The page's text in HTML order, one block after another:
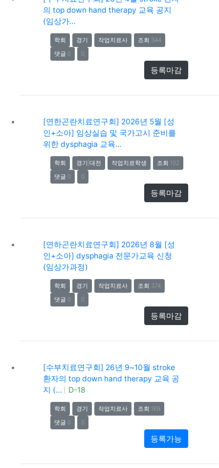
의 top down hand therapy 교육 공지
(임상가…
학회 경기 작업치료사
조회 344
댓글 0
0
등록마감
[연한곤란치료연구회] 2026년 5월 [성
인+소아] 임상실습 및 국가고시 준비를
위한 dysphagia 교육…
학회 경기|대전 작업치료학생
조회 102
댓글 0
0
등록마감
[연하곤란치료연구회] 2026년 8월 [성
인+소아] dysphagia 전문가교육 신청
(임상가과정)
학회 경기 작업치료사
조회 374
댓글 0
0
등록마감
[수부치료연구회] 26년 9~10월 stroke
환자의 top down hand therapy 교육 공
지 (…
D-18
학회 경기 작업치료사
조회 169
댓글 0
0
등록가능